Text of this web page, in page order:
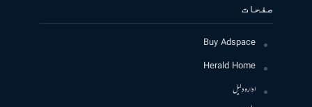
صفحات
Buy Adspace
Herald Home
ادارہ دلیل